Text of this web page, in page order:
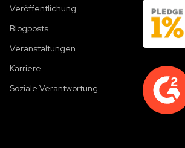
Veröffentlichung
Blogposts
Veranstaltungen
Karriere
Soziale Verantwortung